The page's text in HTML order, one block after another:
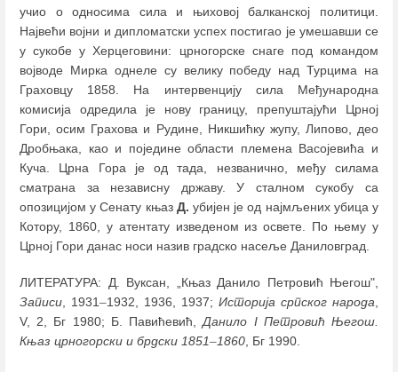
учио о односима сила и њиховој балканској политици.
Највећи војни и дипломатски успех постигао је умешавши се
у сукобе у Херцеговини: црногорске снаге под командом
војводе Мирка однеле су велику победу над Турцима на
Граховцу 1858. На интервенцију сила Међународна
комисија одредила је нову границу, препуштајући Црној
Гори, осим Грахова и Рудине, Никшићку жупу, Липово, део
Дробњака, као и поједине области племена Васојевића и
Куча. Црна Гора је од тада, незванично, међу силама
сматрана за независну државу. У сталном сукобу са
опозицијом у Сенату књаз Д. убијен је од најмљених убица у
Котору, 1860, у атентату изведеном из освете. По њему у
Црној Гори данас носи назив градско насеље Даниловград.
ЛИТЕРАТУРА: Д. Вуксан, „Књаз Данило Петровић Његош",
Записи , 1931–1932, 1936, 1937; Историја српског народа
V, 2, Бг 1980; Б. Павићевић,Данило I Петровић Његош.
Књаз црногорски и брдски 1851–1860 , Бг 1990.